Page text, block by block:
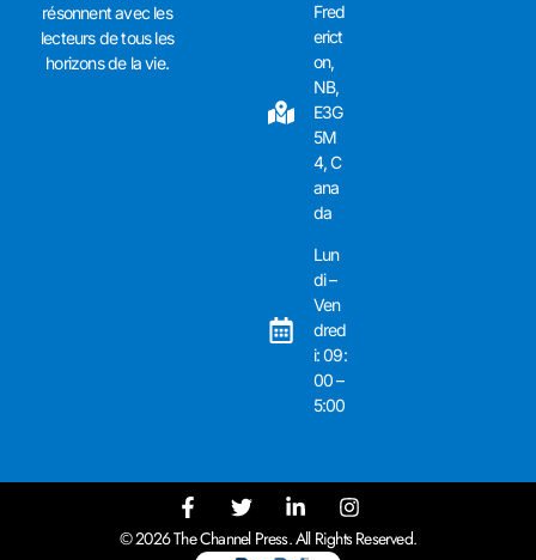
résonnent avec les
lecteurs de tous les
horizons de la vie.
Fred
erict
on,
NB,
E3G
5M
4, C
ana
da
Lun
di –
Ven
dred
i: 09:
00 –
5:00
© 2026 The Channel Press. All Rights Reserved.